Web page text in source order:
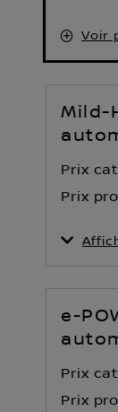
Voir
Mild-
Prix
Prix
6.2 l/
Type de
Boîte
Prix
Prix